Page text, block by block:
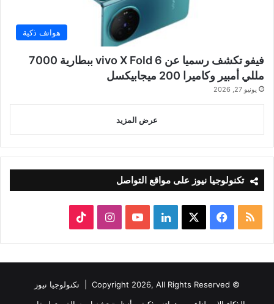
هواتف ذكية
فيفو تكشف رسميا عن vivo X Fold 6 ببطارية 7000
مللي أمبير وكاميرا 200 ميجابيكسل
يونيو 27, 2026
عرض المزيد
تكنولوجيا نيوز على مواقع التواصل
ملخص
الموقع
RSS
فيسبوك لينكدإن‫YouTubeانستقرام
© Copyright 2026, All Rights Reserved |
تكنولوجيا نيوز